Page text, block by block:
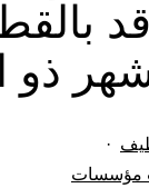
ذو
مؤسسات